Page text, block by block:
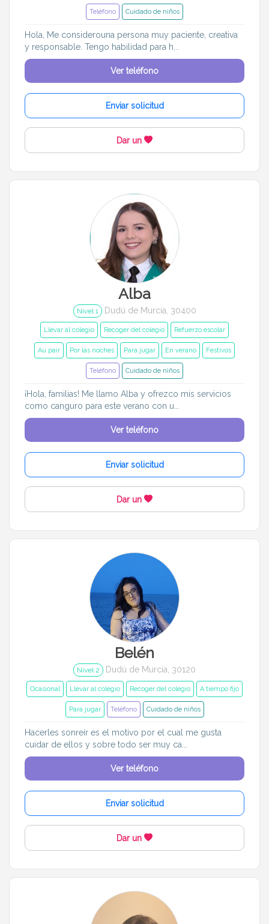
Teléfono Cuidado de niños
Hola, Me considerouna persona muy paciente, creativa
y responsable. Tengo habilidad para h...
Ver teléfono
Enviar solicitud
Dar un
Alba
Nivel 1 Dudú de Murcia, 30400
Llevar al colegio Recoger del colegio Refuerzo escolar
Au pair Por las noches Para jugar En verano Festivos
Teléfono Cuidado de niños
¡Hola, familias! Me llamo Alba y ofrezco mis servicios
como canguro para este verano con u...
Ver teléfono
Enviar solicitud
Dar un
Belén
Nivel 2 Dudú de Murcia, 30120
Ocasional Llevar al colegio Recoger del colegio A tiempo fijo
Para jugar Teléfono Cuidado de niños
Hacerles sonreír es el motivo por el cual me gusta
cuidar de ellos y sobre todo ser muy ca...
Ver teléfono
Enviar solicitud
Dar un